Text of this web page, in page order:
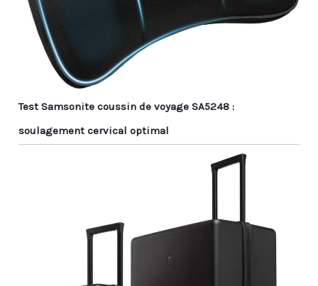
Test Samsonite coussin de voyage SA5248 :
soulagement cervical optimal